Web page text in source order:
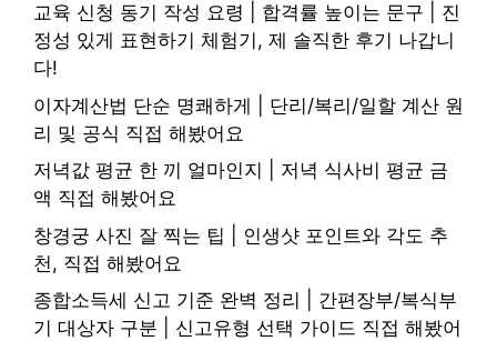
교육 신청 동기 작성 요령 | 합격률 높이는 문구 | 진
정성 있게 표현하기 체험기, 제 솔직한 후기 나갑니
다!
이자계산법 단순 명쾌하게 | 단리/복리/일할 계산 원
리 및 공식 직접 해봤어요
저녁값 평균 한 끼 얼마인지 | 저녁 식사비 평균 금
액 직접 해봤어요
창경궁 사진 잘 찍는 팁 | 인생샷 포인트와 각도 추
천, 직접 해봤어요
종합소득세 신고 기준 완벽 정리 | 간편장부/복식부
기 대상자 구분 | 신고유형 선택 가이드 직접 해봤어